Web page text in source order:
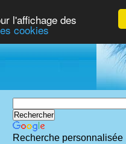
l'affichage des
cookies
Recherche personnalisée